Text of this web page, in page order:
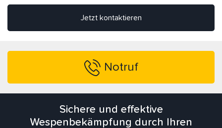
Jetzt kontaktieren
Notruf
Sichere und effektive
Wespenbekämpfung durch Ihren